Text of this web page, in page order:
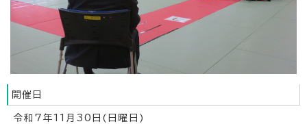
開催日
令和7年11月30日(日曜日)